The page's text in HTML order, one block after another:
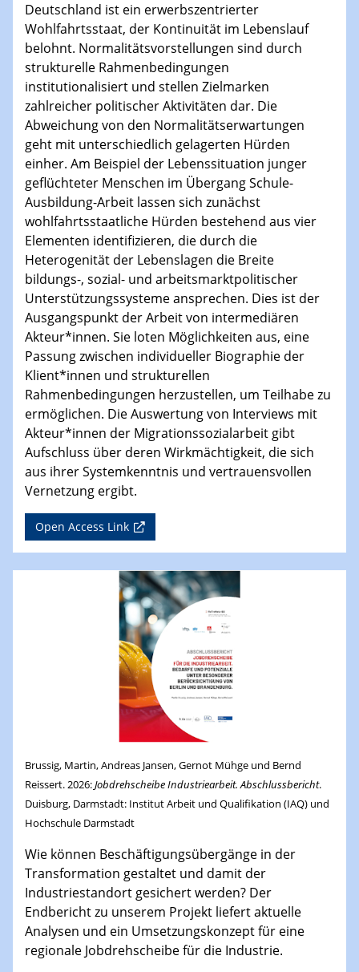
Deutschland ist ein erwerbszentrierter
Wohlfahrtsstaat, der Kontinuität im Lebenslauf
belohnt. Normalitätsvorstellungen sind durch
strukturelle Rahmenbedingungen
institutionalisiert und stellen Zielmarken
zahlreicher politischer Aktivitäten dar. Die
Abweichung von den Normalitätserwartungen
geht mit unterschiedlich gelagerten Hürden
einher. Am Beispiel der Lebenssituation junger
geflüchteter Menschen im Übergang Schule-
Ausbildung-Arbeit lassen sich zunächst
wohlfahrtsstaatliche Hürden bestehend aus vier
Elementen identifizieren, die durch die
Heterogenität der Lebenslagen die Breite
bildungs-, sozial- und arbeitsmarktpolitischer
Unterstützungssysteme ansprechen. Dies ist der
Ausgangspunkt der Arbeit von intermediären
Akteur*innen. Sie loten Möglichkeiten aus, eine
Passung zwischen individueller Biographie der
Klient*innen und strukturellen
Rahmenbedingungen herzustellen, um Teilhabe zu
ermöglichen. Die Auswertung von Interviews mit
Akteur*innen der Migrationssozialarbeit gibt
Aufschluss über deren Wirkmächtigkeit, die sich
aus ihrer Systemkenntnis und vertrauensvollen
Vernetzung ergibt.
Open Access Link
Brussig, Martin, Andreas Jansen, Gernot Mühge und Bernd
Reissert. 2026:Jobdrehscheibe Industriearbeit. Abschlussbericht.
Duisburg, Darmstadt: Institut Arbeit und Qualifikation (IAQ) und
Hochschule Darmstadt
Wie können Beschäftigungsübergänge in der
Transformation gestaltet und damit der
Industriestandort gesichert werden? Der
Endbericht zu unserem Projekt liefert aktuelle
Analysen und ein Umsetzungskonzept für eine
regionale Jobdrehscheibe für die Industrie.